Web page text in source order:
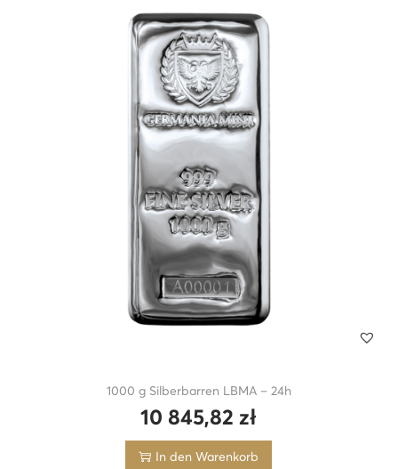
1000 g Silberbarren LBMA – 24h
10 845,82zł
In den Warenkorb